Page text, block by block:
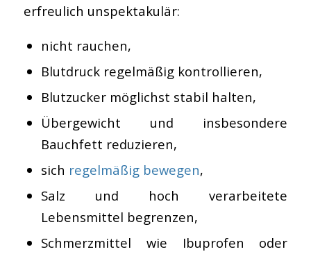
erfreulich unspektakulär:
nicht rauchen,
Blutdruck regelmäßig kontrollieren,
Blutzucker möglichst stabil halten,
Übergewicht und insbesondere
Bauchfett reduzieren,
sich regelmäßig bewegen,
Salz und hoch verarbeitete
Lebensmittel begrenzen,
Schmerzmittel wie Ibuprofen oder